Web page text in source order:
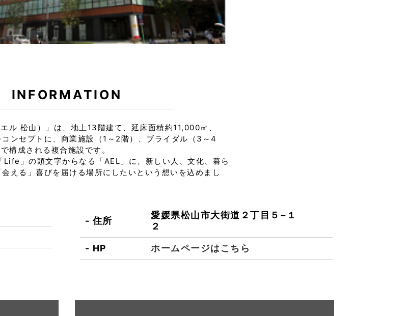
INFORMATION
ル 松山）」は、地上13階建て、延床面積約11,000㎡、
コンセプトに、商業施設（1～2階）、ブライダル（3～4
構成される複合施設です。
」の頭文字からなる「AEL」に、新しい人、文化、暮ら
える」喜びを届ける場所にしたいという想いを込めまし
住所
愛媛県松山市大街道２丁目５−１
２
HP ホームページはこちら